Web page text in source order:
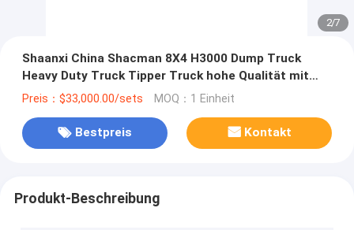
2/7
Shaanxi China Shacman 8X4 H3000 Dump Truck
Heavy Duty Truck Tipper Truck hohe Qualität mit
Fabrikpreis
Preis：$33,000.00/sets MOQ：1 Einheit
Bestpreis Kontakt
Produkt-Beschreibung